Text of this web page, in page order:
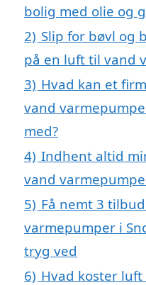
bolig med olie og
2) Slip for bøvl og
på en luft til vand
3) Hvad kan et
vand
med?
4) Indhent altid
vand
5) Få nemt 3
varmepumper i
tryg ved
6) Hvad koster